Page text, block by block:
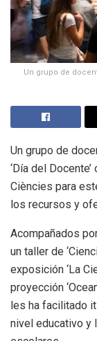
Un grupo de
Un grupo de
‘Día del
Ciències para
los recursos y
Acompañados
un taller de
exposición ‘La
proyección
les ha facilitado
nivel educativo y